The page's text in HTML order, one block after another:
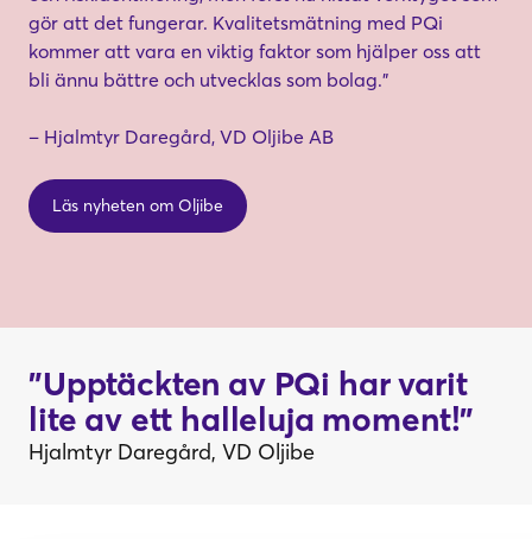
Boka demo
gör att det fungerar. Kvalitetsmätning med PQi
kommer att vara en viktig faktor som hjälper oss att
bli ännu bättre och utvecklas som bolag.”
– Hjalmtyr Daregård, VD Oljibe AB
Läs nyheten om Oljibe
"Upptäckten av PQi har varit
lite av ett halleluja moment!"
Hjalmtyr Daregård, VD Oljibe